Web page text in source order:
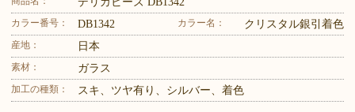
カラー番号： DB1342 カラー名： クリスタル銀引着色
産地： 日本
素材： ガラス
加工の種類： スキ、ツヤ有り、シルバー、着色